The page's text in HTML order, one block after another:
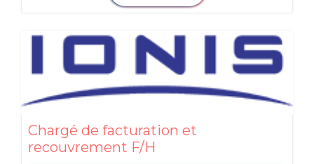
Chargé de facturation et
recouvrement F/H